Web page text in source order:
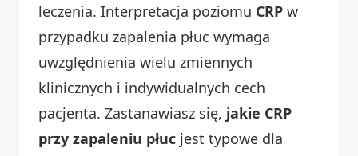
leczenia. Interpretacja poziomu CRP w
przypadku zapalenia płuc wymaga
uwzględnienia wielu zmiennych
klinicznych i indywidualnych cech
pacjenta. Zastanawiasz się, jakie CRP
przy zapaleniu płuc jest typowe dla